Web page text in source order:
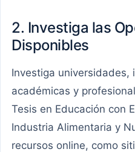
2. Investiga las
Disponibles
Investiga universidades,
académicas y
Tesis en Educación con
Industria Alimentaria y
recursos online, como